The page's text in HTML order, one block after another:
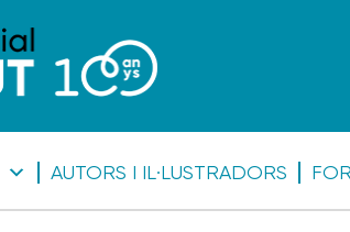
AUTORS I IL·LUSTRADORS